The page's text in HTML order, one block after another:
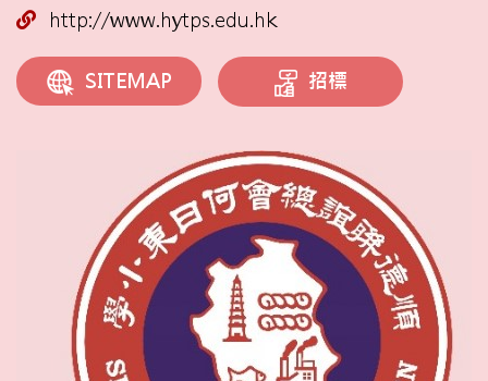
http://www.hytps.edu.hk
SITEMAP 招標